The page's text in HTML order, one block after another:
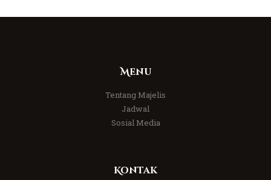
Menu
Tentang Majelis
Jadwal
Sosial Media
Kontak